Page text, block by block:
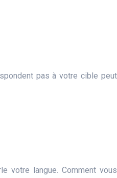
pas à votre cible peut
votre langue. Comment vous